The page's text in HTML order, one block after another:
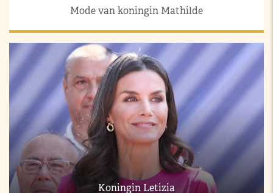
Mode van koningin Mathilde
Koningin Letizia